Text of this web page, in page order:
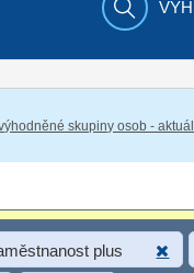
skupiny osob -
plus